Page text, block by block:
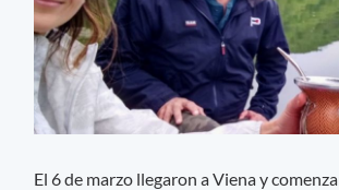
El 6 de marzo llegaron a Viena y